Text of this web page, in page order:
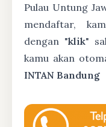
Pulau Untung
mendaftar,
dengan "klik"
kamu akan
INTAN Bandung